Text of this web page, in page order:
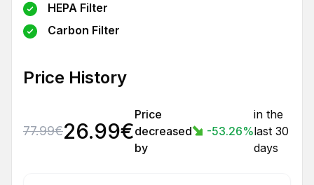
HEPA Filter
Carbon Filter
Price History
77.99€26.99€
Price
decreased
by
-53.26%
in the
last 30
days